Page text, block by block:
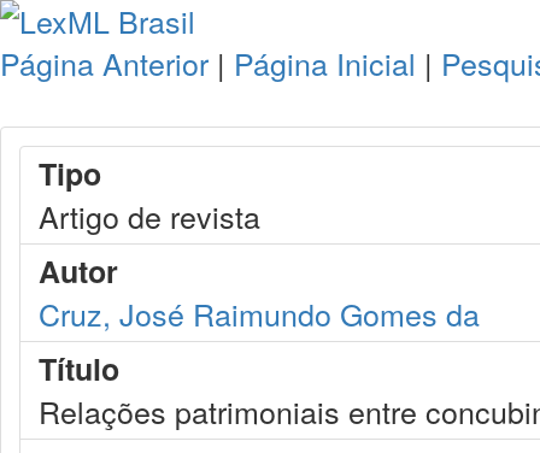
Página Anterior | Página Inicial |
Tipo
Artigo de revista
Autor
Cruz, José Raimundo Gomes da
Título
Relações patrimoniais entre